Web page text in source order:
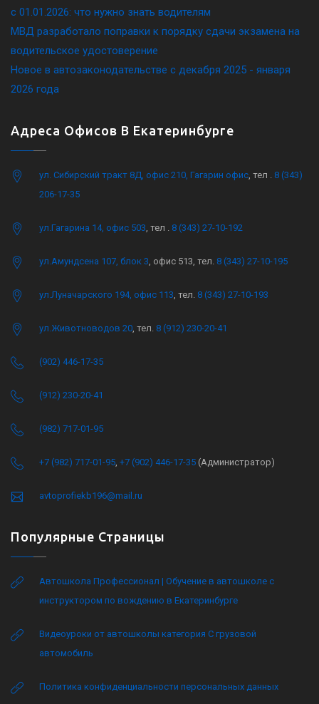
c 01.01.2026: что нужно знать водителям
МВД разработало поправки к порядку сдачи экзамена на
водительское удостоверение
Новое в автозаконодательстве с декабря 2025 - января
2026 года
Адреса Офисов В Екатеринбурге
ул. Сибирский тракт 8Д, офис 210, Гагарин офис, тел . 8 (343)
206-17-35
ул.Гагарина 14, офис 503, тел . 8 (343) 27-10-192
ул.Амундсена 107, блок 3, офис 513, тел. 8 (343) 27-10-195
ул.Луначарского 194, офис 113, тел. 8 (343) 27-10-193
ул.Животноводов 20, тел. 8 (912) 230-20-41
(902) 446-17-35
(912) 230-20-41
(982) 717-01-95
+7 (982) 717-01-95, +7 (902) 446-17-35 (Администратор)
avtoprofiekb196@mail.ru
Популярные Страницы
Автошкола Профессионал | Обучение в автошколе с
инструктором по вождению в Екатеринбурге
Видеоуроки от автошколы категория C грузовой
автомобиль
Политика конфиденциальности персональных данных